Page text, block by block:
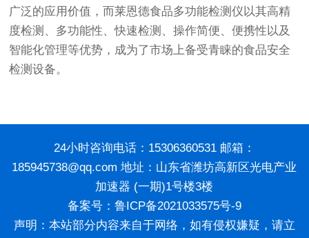
广泛的应用价值，而莱恩德食品多功能检测仪以其高精
度检测、多功能性、快速检测、操作简便、便携性以及
智能化管理等优势，成为了市场上备受青睐的食品安全
检测设备。
24小时咨询电话：15306360531 邮箱：
185945738@qq.com 地址：山东省潍坊高新区光电产业
加速器 (一期)1号楼3楼
备案号： 鲁ICP备2021033575号-9
声明：本站部分内容来自于网络，如有侵权嫌疑，请立